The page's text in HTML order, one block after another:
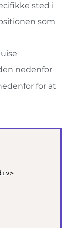
sted i
som
nedenfor
for at